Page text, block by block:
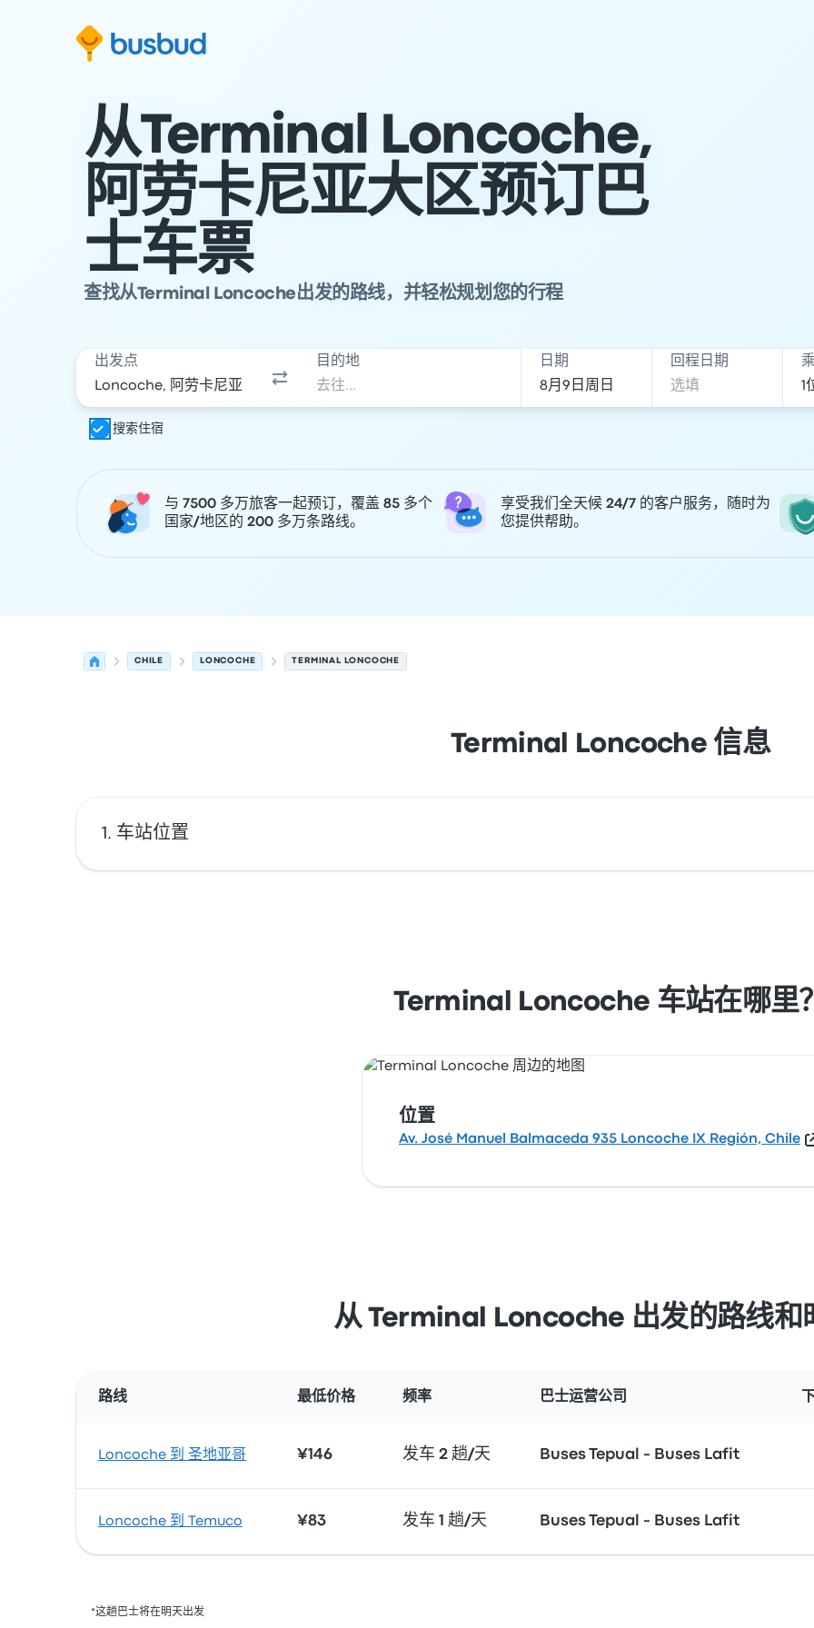
跳至搜索表单
跳至内容
跳至页脚
从Terminal Loncoche,
阿劳卡尼亚大区预订巴
士车票
查找从Terminal Loncoche出发的路线，并轻松规划您的行程
出发点 目的地 日期 回程日期
搜索住宿
与 7500 多万旅客一起预订，覆盖 85 多个
国家/地区的 200 多万条路线。
享受我们全天候 24/7 的客户服务，随时为
您提供帮助。
CHILE LONCOCHE TERMINAL LONCOCHE
Terminal Loncoche 信息
车站位置
Terminal Loncoche 车站在哪里？
位置
Av. José Manuel Balmaceda 935 Loncoche IX Región, Chile
从 Terminal Loncoche 出发的路线和
路线 最低价格 频率 巴士运营公司
Loncoche 到 圣地亚哥 ¥146 发车 2 趟/天 Buses Tepual - Buses Lafit
Loncoche 到 Temuco ¥83 发车 1 趟/天 Buses Tepual - Buses Lafit
*这趟巴士将在明天出发